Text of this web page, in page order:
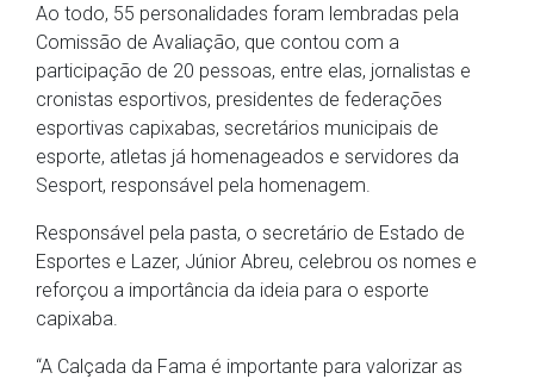
Ao todo, 55 personalidades foram lembradas pela
Comissão de Avaliação, que contou com a
participação de 20 pessoas, entre elas, jornalistas e
cronistas esportivos, presidentes de federações
esportivas capixabas, secretários municipais de
esporte, atletas já homenageados e servidores da
Sesport, responsável pela homenagem.
Responsável pela pasta, o secretário de Estado de
Esportes e Lazer, Júnior Abreu, celebrou os nomes e
reforçou a importância da ideia para o esporte
capixaba.
“A Calçada da Fama é importante para valorizar as